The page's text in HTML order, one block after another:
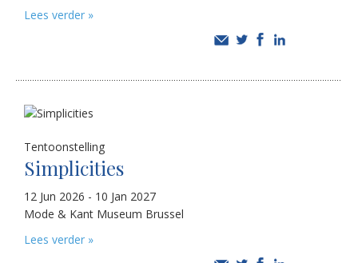
Lees verder »
Tentoonstelling
Simplicities
12 Jun 2026 - 10 Jan 2027
Mode & Kant Museum Brussel
Lees verder »